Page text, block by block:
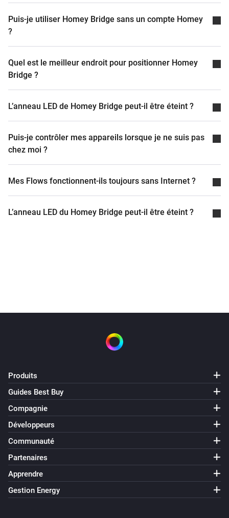
Puis-je utiliser Homey Bridge sans un compte Homey
?
Quel est le meilleur endroit pour positionner Homey
Bridge ?
L’anneau LED de Homey Bridge peut-il être éteint ?
Puis-je contrôler mes appareils lorsque je ne suis pas
chez moi ?
Mes Flows fonctionnent-ils toujours sans Internet ?
L’anneau LED du Homey Bridge peut-il être éteint ?
Produits
Guides Best Buy
Compagnie
Développeurs
Communauté
Partenaires
Apprendre
Gestion Energy